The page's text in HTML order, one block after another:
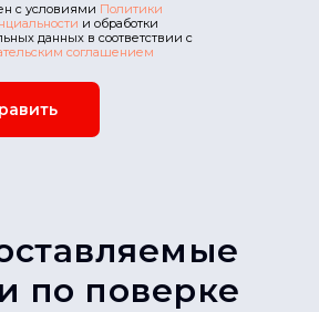
с условиями Политики
и обработки
данных в соответствии с
соглашением
по поверке